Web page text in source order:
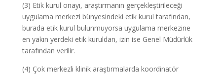
(3) Etik kurul onayı, araştırmanın gerçekleştirileceği
uygulama merkezi bünyesindeki etik kurul tarafından,
burada etik kurul bulunmuyorsa uygulama merkezine
en yakın yerdeki etik kuruldan, izin ise Genel Müdürlük
tarafından verilir.
(4) Çok merkezli klinik araştırmalarda koordinatör